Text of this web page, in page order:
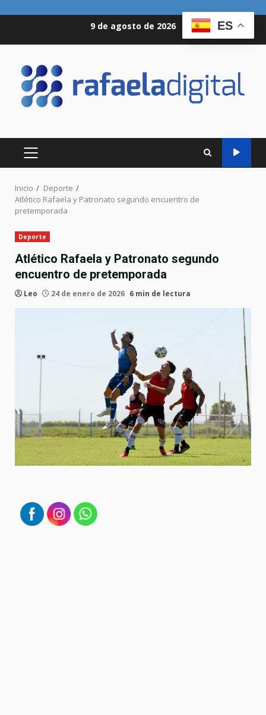
9 de agosto de 2026
MENÚ
PRINCIPAL
Inicio
Deporte
Atlético Rafaela y Patronato segundo encuentro de
pretemporada
Deporte
Atlético Rafaela y Patronato segundo
encuentro de pretemporada
Leo 24 de enero de 2026 6 min de lectura
ES